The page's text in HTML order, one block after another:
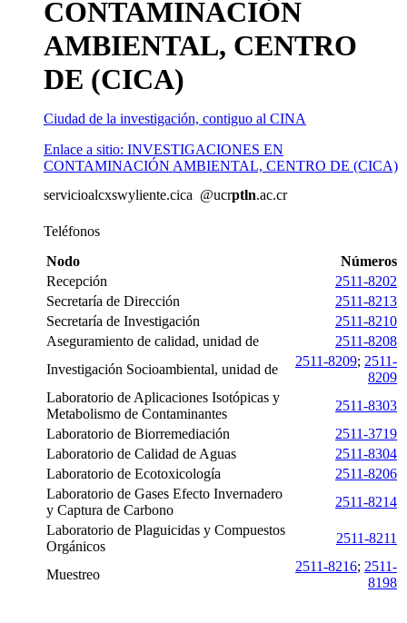
CONTAMINACIÓN
AMBIENTAL, CENTRO
DE (CICA)
Ciudad de la investigación, contiguo al CINA
Enlace a sitio: INVESTIGACIONES EN
CONTAMINACIÓN AMBIENTAL, CENTRO DE (CICA)
servicioalcxswyliente.cica @ucrptln.ac.cr
Teléfonos
Nodo
Números
Recepción
2511-8202
Secretaría de Dirección
2511-8213
Secretaría de Investigación
2511-8210
Aseguramiento de calidad, unidad de
2511-8208
Investigación Socioambiental, unidad de
2511-8209; 2511-
8209
Laboratorio de Aplicaciones Isotópicas y
Metabolismo de Contaminantes
2511-8303
Laboratorio de Biorremediación
2511-3719
Laboratorio de Calidad de Aguas
2511-8304
Laboratorio de Ecotoxicología
2511-8206
Laboratorio de Gases Efecto Invernadero
y Captura de Carbono
2511-8214
Laboratorio de Plaguicidas y Compuestos
Orgánicos
2511-8211
Muestreo
2511-8216; 2511-
8198